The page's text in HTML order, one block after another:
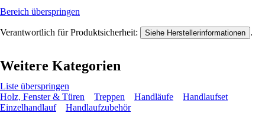
Bereich überspringen
Verantwortlich für Produktsicherheit: Siehe Herstellerinformationen .
Weitere Kategorien
Liste überspringen
Holz, Fenster & Türen
Treppen Handläufe
Handlaufset
Einzelhandlauf
Handlaufzubehör